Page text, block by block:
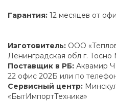
Гарантия: 12 месяцев от
Изготовитель: ООО
Ленинградская обл г.
Поставщик в РБ: Аквамир
22 офис 202Б или по
Сервисный центр:
«БытИмпортТехника»